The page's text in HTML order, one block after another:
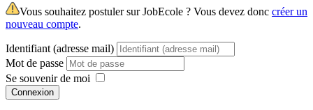
Vous souhaitez postuler sur JobEcole ? Vous devez donc créer un
nouveau compte.
Identifiant (adresse mail)
Mot de passe
Se souvenir de moi
Connexion